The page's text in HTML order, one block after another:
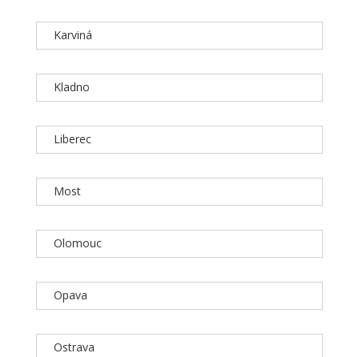
Karviná
Kladno
Liberec
Most
Olomouc
Opava
Ostrava